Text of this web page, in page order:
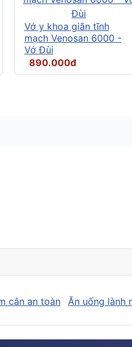
Vớ y khoa giãn tĩnh
mạch Venosan 6000 -
Vớ Đùi
890.000đ
cân an toàn Ăn uống lành